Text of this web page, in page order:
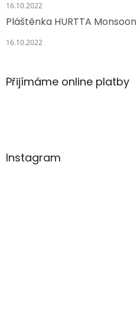
16.10.2022
Pláštěnka HURTTA Monsoon
16.10.2022
Přijímáme online platby
Instagram